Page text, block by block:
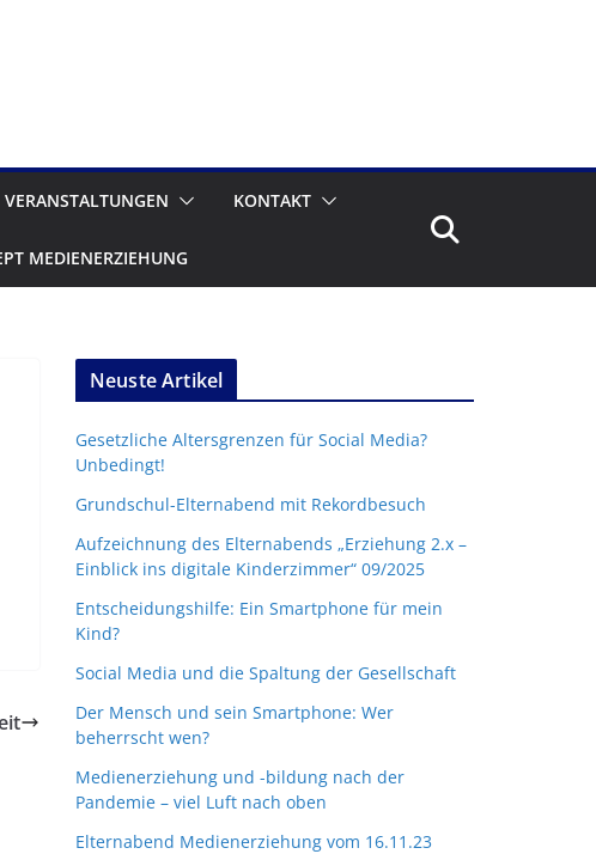
VERANSTALTUNGEN KONTAKT
MEDIENERZIEHUNG
Neuste Artikel
Gesetzliche Altersgrenzen für Social Media?
Unbedingt!
Grundschul-Elternabend mit Rekordbesuch
Aufzeichnung des Elternabends „Erziehung 2.x –
Einblick ins digitale Kinderzimmer“ 09/2025
Entscheidungshilfe: Ein Smartphone für mein
Kind?
Social Media und die Spaltung der Gesellschaft
Der Mensch und sein Smartphone: Wer
beherrscht wen?
Medienerziehung und -bildung nach der
Pandemie – viel Luft nach oben
Elternabend Medienerziehung vom 16.11.23